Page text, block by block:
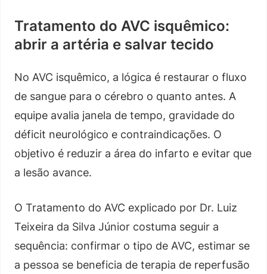
Tratamento do AVC isquêmico:
abrir a artéria e salvar tecido
No AVC isquêmico, a lógica é restaurar o fluxo
de sangue para o cérebro o quanto antes. A
equipe avalia janela de tempo, gravidade do
déficit neurológico e contraindicações. O
objetivo é reduzir a área do infarto e evitar que
a lesão avance.
O Tratamento do AVC explicado por Dr. Luiz
Teixeira da Silva Júnior costuma seguir a
sequência: confirmar o tipo de AVC, estimar se
a pessoa se beneficia de terapia de reperfusão